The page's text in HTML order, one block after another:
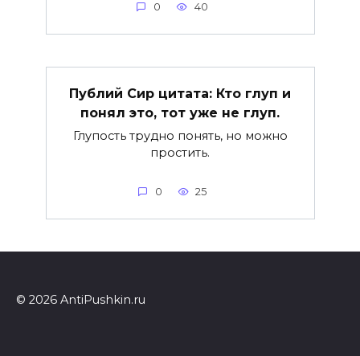
0 40
Публий Сир цитата: Кто глуп и
понял это, тот уже не глуп.
Глупость трудно понять, но можно
простить.
0 25
© 2026 AntiPushkin.ru